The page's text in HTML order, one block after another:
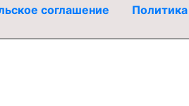
соглашение